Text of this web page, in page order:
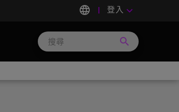
language 登入 keyboard_arrow_down
search